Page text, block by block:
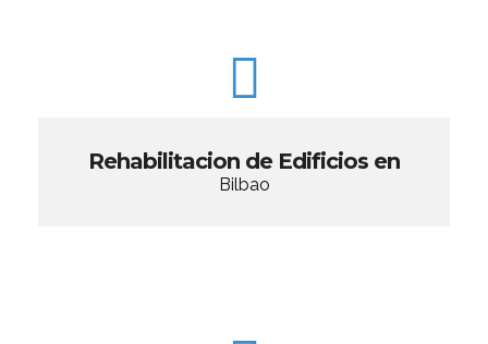
Rehabilitacion de Edificios en
Bilbao